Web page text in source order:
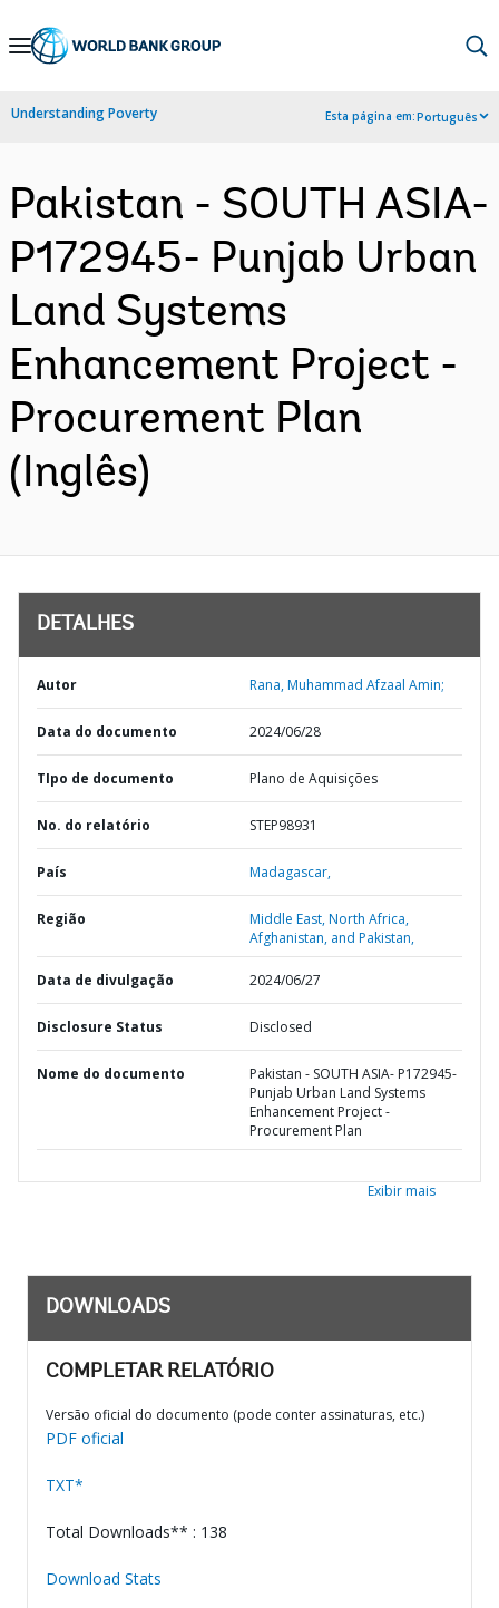
Skip
Navigation
Understanding Poverty Esta página em:Português
Pakistan - SOUTH ASIA-
P172945- Punjab Urban
Land Systems
Enhancement Project -
Procurement Plan
(Inglês)
DETALHES
Autor Rana, Muhammad Afzaal Amin;
Data do documento 2024/06/28
TIpo de documento Plano de Aquisições
No. do relatório STEP98931
País Madagascar,
Região
Middle East, North Africa,
Afghanistan, and Pakistan,
Data de divulgação 2024/06/27
Disclosure Status Disclosed
Nome do documento
Pakistan - SOUTH ASIA- P172945-
Punjab Urban Land Systems
Enhancement Project -
Procurement Plan
Exibir mais
DOWNLOADS
COMPLETAR RELATÓRIO
Versão oficial do documento (pode conter assinaturas, etc.)
PDF oficial
TXT*
Total Downloads** : 138
Download Stats